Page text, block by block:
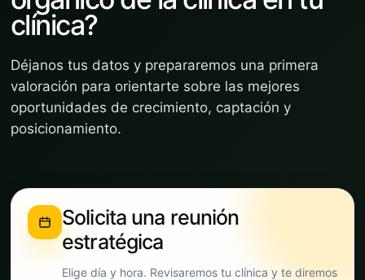
clínica?
Déjanos tus datos y prepararemos una primera
valoración para orientarte sobre las mejores
oportunidades de crecimiento, captación y
posicionamiento.
Solicita una reunión
estratégica
Elige día y hora. Revisaremos tu clínica y te diremos